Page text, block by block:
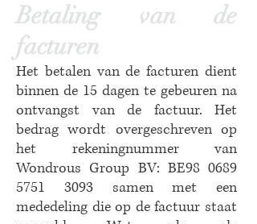
Betaling van de
facturen
Het betalen van de facturen dient
binnen de 15 dagen te gebeuren na
ontvangst van de factuur. Het
bedrag wordt overgeschreven op
het rekeningnummer van
Wondrous Group BV: BE98 0689
5751 3093samen met een
mededeling die op de factuur staat